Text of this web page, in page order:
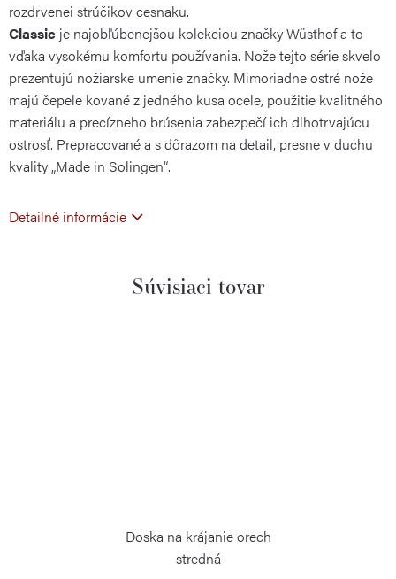
rozdrvenei strúčikov cesnaku.
Classic je najobľúbenejšou kolekciou značky Wüsthof a to
vďaka vysokému komfortu používania. Nože tejto série skvelo
prezentujú nožiarske umenie značky. Mimoriadne ostré nože
majú čepele kované z jedného kusa ocele, použitie kvalitného
materiálu a precízneho brúsenia zabezpečí ich dlhotrvajúcu
ostrosť. Prepracované a s dôrazom na detail, presne v duchu
kvality „Made in Solingen“.
Detailné informácie
Súvisiaci tovar
Doska na krájanie orech
stredná